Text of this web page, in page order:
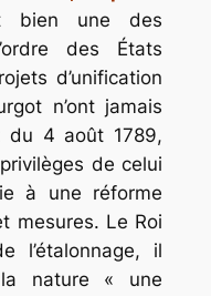
bien une des
des États
d’unification
n’ont jamais
du 4 août 1789,
de celui
à une réforme
mesures. Le Roi
l’étalonnage, il
nature « une